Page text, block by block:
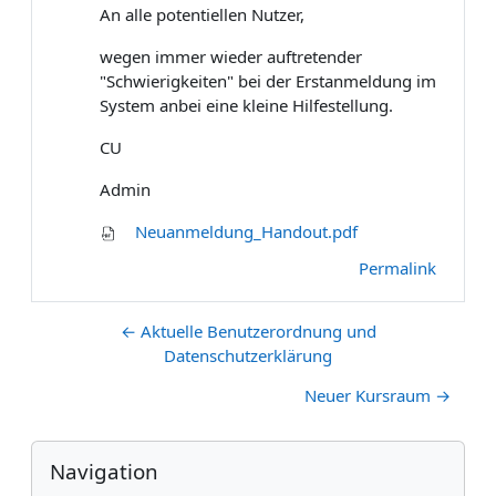
An alle potentiellen Nutzer,
wegen immer wieder auftretender
"Schwierigkeiten" bei der Erstanmeldung im
System anbei eine kleine Hilfestellung.
CU
Admin
Neuanmeldung_Handout.pdf
Permalink
← Aktuelle Benutzerordnung und
Datenschutzerklärung
Neuer Kursraum →
Blocks
Skip Navigation
Navigation